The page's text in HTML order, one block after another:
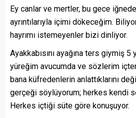
Ey canlar ve mertler, bu gece
ayrıntılarıyla içimi dökeceğim.
hayrımı istemeyenler bizi dinliyor.
Ayakkabısını ayağına ters giymiş
yüreğim avucumda ve sözlerim
bana küfredenlerin anlattıklarını
gerçeği söylüyorum; herkes kendi
Herkes içtiği süte göre konuşuyor.